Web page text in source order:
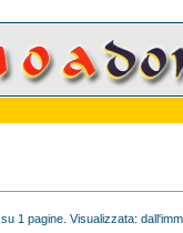
1 pagine. Visualizzata: